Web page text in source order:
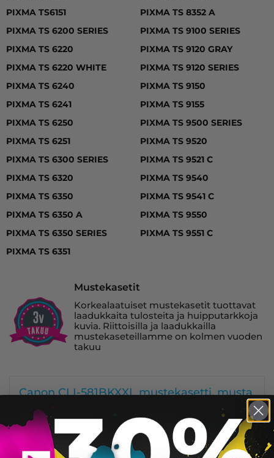
PIXMA TS6151
PIXMA TS 6200 SERIES
PIXMA TS 6220
PIXMA TS 6220 WHITE
PIXMA TS 6240
PIXMA TS 6241
PIXMA TS 6250
PIXMA TS 6251
PIXMA TS 6300 SERIES
PIXMA TS 6320
PIXMA TS 6350
PIXMA TS 6350 A
PIXMA TS 6350 SERIES
PIXMA TS 6351
PIXMA TS 8352 A
PIXMA TS 9100 SERIES
PIXMA TS 9120 GRAY
PIXMA TS 9120 SERIES
PIXMA TS 9150
PIXMA TS 9155
PIXMA TS 9500 SERIES
PIXMA TS 9520
PIXMA TS 9521 C
PIXMA TS 9540
PIXMA TS 9541 C
PIXMA TS 9550
PIXMA TS 9551 C
Mustekasetit
Korkealaatuiset mustekasetit tuottavat
laadukkaita tulosteita ja huipputarkkoja
kuvia. Riittoisilla ja laadukkailla
mustekaseteillamme on kolmen vuoden
takuu
Canon CLI-581BKXXL mustekasetti, musta
795 Väri: Saatavuus: 16,90€ KORIIN